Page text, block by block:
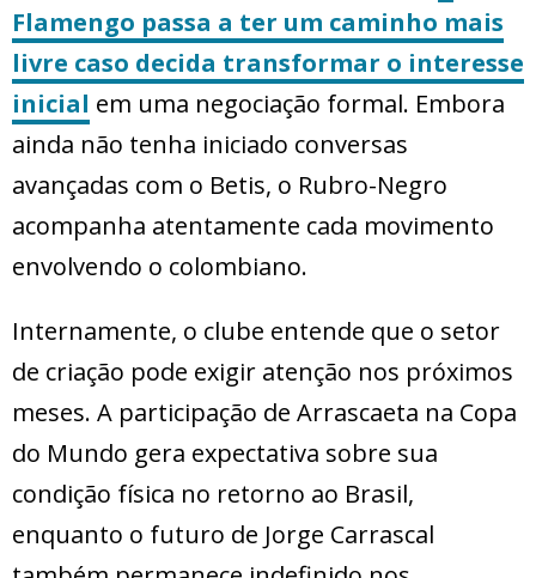
Flamengo passa a ter um caminho mais
livre caso decida transformar o interesse
inicial em uma negociação formal. Embora
ainda não tenha iniciado conversas
avançadas com o Betis, o Rubro-Negro
acompanha atentamente cada movimento
envolvendo o colombiano.
Internamente, o clube entende que o setor
de criação pode exigir atenção nos próximos
meses. A participação de Arrascaeta na Copa
do Mundo gera expectativa sobre sua
condição física no retorno ao Brasil,
enquanto o futuro de Jorge Carrascal